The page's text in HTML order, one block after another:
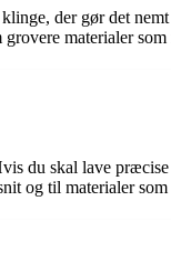
der gør det
materialer
du skal lave
og til materialer